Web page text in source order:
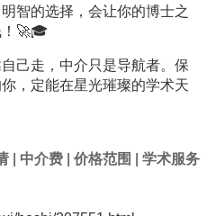
智的选择，会让你的博士之
！🚀🎓
己走，中介只是导航者。保
，定能在星光璀璨的学术天
| 中介费| 价格范围
学术服务